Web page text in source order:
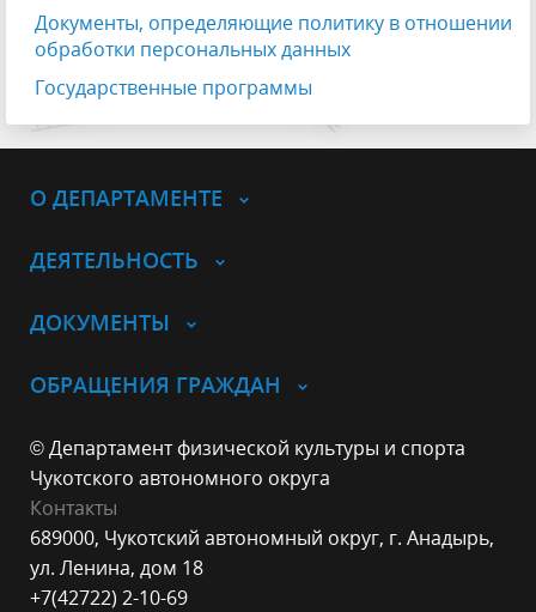
Документы, определяющие политику в отношении
обработки персональных данных
Государственные программы
О ДЕПАРТАМЕНТЕ
ДЕЯТЕЛЬНОСТЬ
ДОКУМЕНТЫ
ОБРАЩЕНИЯ ГРАЖДАН
© Департамент физической культуры и спорта
Чукотского автономного округа
Контакты
689000, Чукотский автономный округ, г. Анадырь,
ул. Ленина, дом 18
+7(42722) 2-10-69